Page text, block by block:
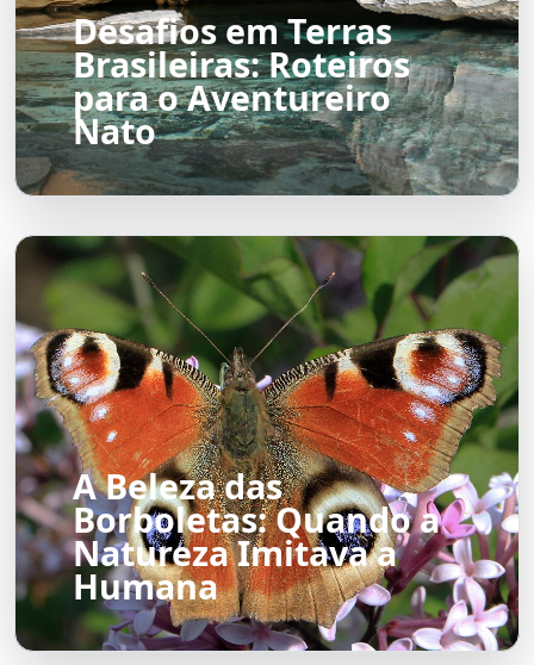
Desafios em Terras
Brasileiras: Roteiros
para o Aventureiro
Nato
A Beleza das
Borboletas: Quando a
Natureza Imitava a
Humana